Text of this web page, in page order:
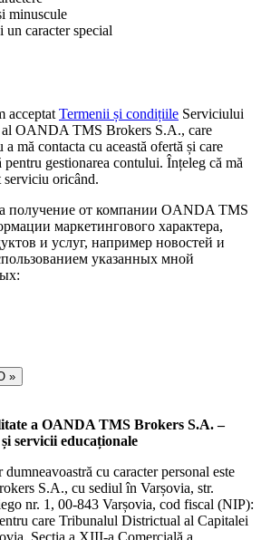
minuscule
caracter special
acceptat Termenii și condițiile Serviciului
al OANDA TMS Brokers S.A., care
mă contacta cu această ofertă și care
pentru gestionarea contului. Înțeleg că mă
serviciu oricând.
получение от компании OANDA TMS
маркетингового характера,
и услуг, например новостей и
указанных мной
»
a OANDA TMS Brokers S.A. –
servicii educaționale
cu caracter personal este
S.A., cu sediul în Varșovia, str.
nr. 1, 00-843 Varșovia, cod fiscal (NIP):
care Tribunalul Districtual al Capitalei
Secția a XIII-a Comercială a